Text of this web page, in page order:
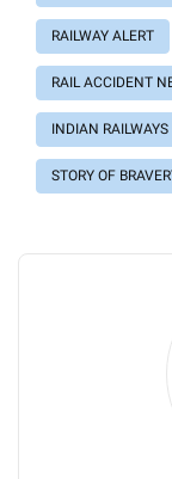
RAILWAY ALERT
RAIL ACCIDENT
INDIAN RAILWAYS
STORY OF